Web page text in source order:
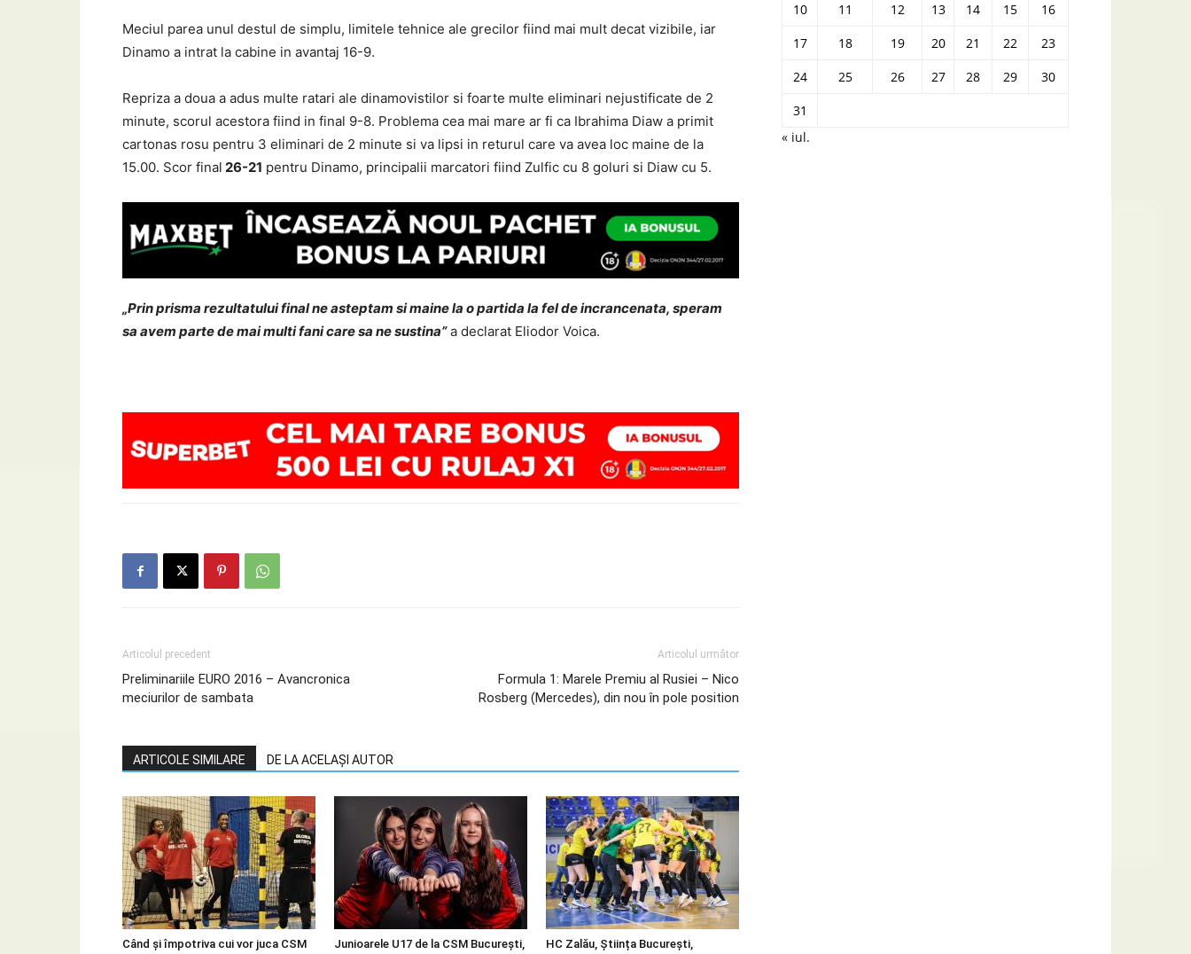
Meciul parea unul destul de simplu, limitele tehnice ale grecilor fiind mai mult decat vizibile, iar
Dinamo a intrat la cabine in avantaj 16-9.
Repriza a doua a adus multe ratari ale dinamovistilor si foarte multe eliminari nejustificate de 2
minute, scorul acestora fiind in final 9-8. Problema cea mai mare ar fi ca Ibrahima Diaw a primit
cartonas rosu pentru 3 eliminari de 2 minute si va lipsi in returul care va avea loc maine de la
15.00. Scor final 26-21 pentru Dinamo, principalii marcatori fiind Zulfic cu 8 goluri si Diaw cu 5.
„Prin prisma rezultatului final ne asteptam si maine la o partida la fel de incrancenata, speram
sa avem parte de mai multi fani care sa ne sustina”a declarat Eliodor Voica.
Articolul precedent
Preliminariile EURO 2016 – Avancronica
meciurilor de sambata
Articolul următor
Formula 1: Marele Premiu al Rusiei – Nico
Rosberg (Mercedes), din nou în pole position
ARTICOLE SIMILARE DE LA ACELAȘI AUTOR
Când și împotriva cui vor juca CSM
Junioarele U17 de la CSM București,
HC Zalău, Știința București,
10
11 12 13 14 15
16
17
18 19 20 21 22
23
24
25 26 27 28 29
30
31
« iul.